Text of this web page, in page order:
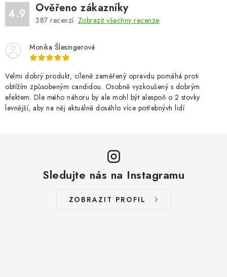
4.9 Ověřeno zákazníky
387 recenzí. Zobrazit všechny recenze
Monika Šlesingerová
Velmi dobrý produkt, cíleně zaměřený opravdu pomáhá proti
obtížím způsobeným candidou. Osobně vyzkoušený s dobrým
efektem. Dle mého náhoru by ale mohl být alespoň o 2 stovky
levnější, aby na něj aktuálně dosáhlo více potřebnývh lidí
Sledujte nás na Instagramu
ZOBRAZIT PROFIL